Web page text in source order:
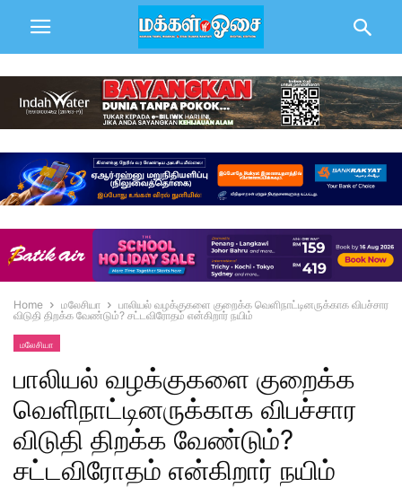
Home மலேசியா
பாலியல் வழக்குகளை குறைக்க வெளிநாட்டினருக்காக விபச்சார
விடுதி திறக்க வேண்டும்? சட்டவிரோதம் என்கிறார் நயிம்
மலேசியா
பாலியல் வழக்குகளை குறைக்க
வெளிநாட்டினருக்காக விபச்சார
விடுதி திறக்க வேண்டும்?
சட்டவிரோதம் என்கிறார் நயிம்